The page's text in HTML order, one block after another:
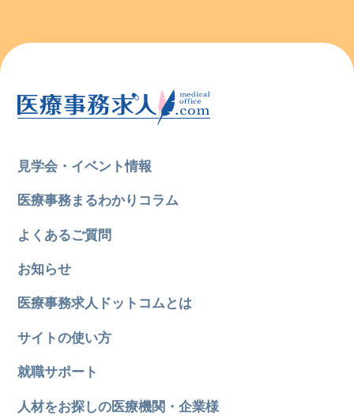
見学会・イベント情報
医療事務まるわかりコラム
よくあるご質問
お知らせ
医療事務求人ドットコムとは
サイトの使い方
就職サポート
人材をお探しの医療機関・企業様